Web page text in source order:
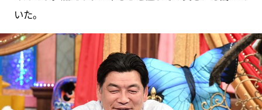
いた。